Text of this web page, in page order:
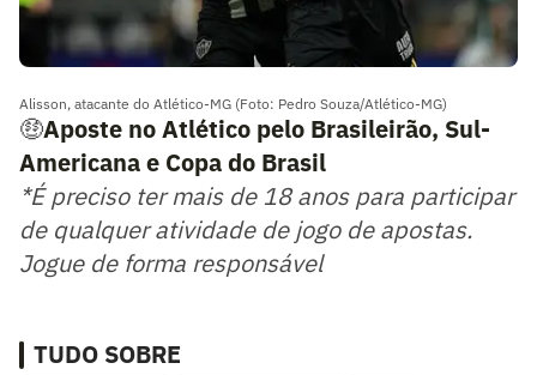
Alisson, atacante do Atlético-MG (Foto: Pedro Souza/Atlético-MG)
🤑Aposte no Atlético pelo Brasileirão, Sul-
Americana e Copa do Brasil
*É preciso ter mais de 18 anos para participar
de qualquer atividade de jogo de apostas.
Jogue de forma responsável
TUDO SOBRE